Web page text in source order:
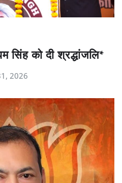
को दी श्रद्धांजलि*
2026